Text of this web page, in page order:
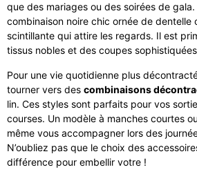
que des mariages ou des soirées de
combinaison noire chic ornée de dentelle
scintillante qui attire les regards. Il est
tissus nobles et des coupes
Pour une vie quotidienne plus
tourner vers des combinaisons
lin. Ces styles sont parfaits pour vos
courses. Un modèle à manches courtes
même vous accompagner lors des
N’oubliez pas que le choix des
différence pour embellir votre !